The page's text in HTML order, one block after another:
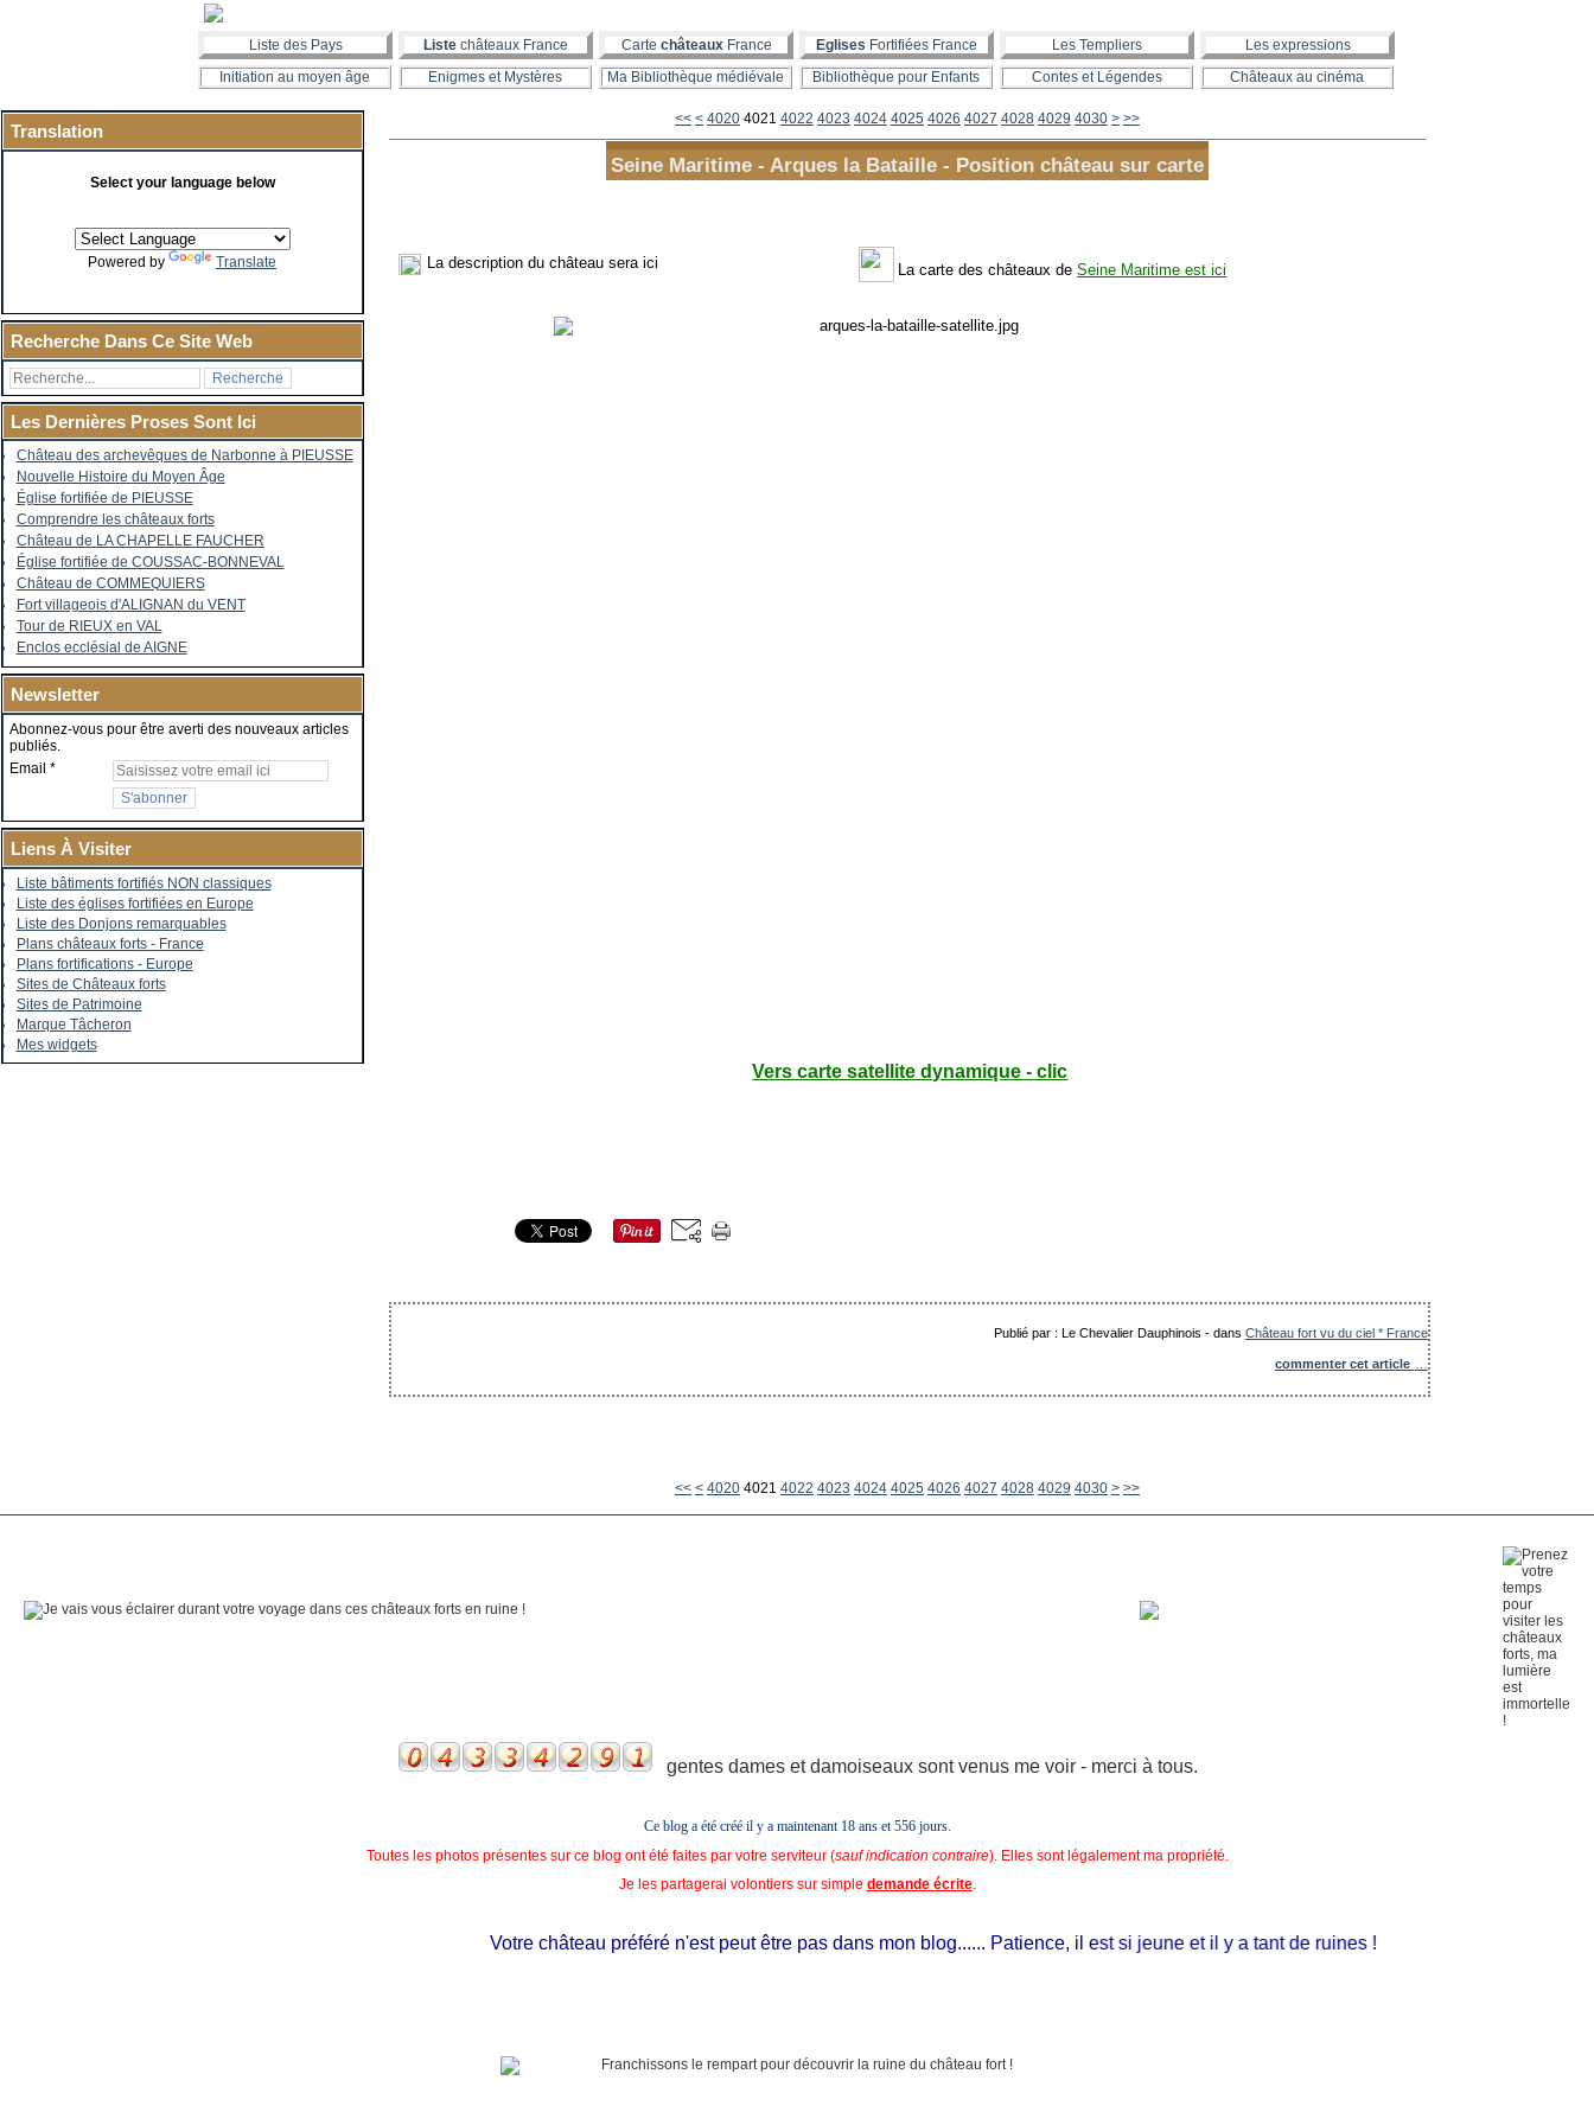
Liste des Pays Liste châteaux France Carte châteauxFrance Eglises Fortifiées France Les Templiers
Les expressions
Initiation au moyen âge
Enigmes et Mystères Ma Bibliothèque médiévale Bibliothèque pour Enfants Contes et Légendes Châteaux au cinéma
Translation
Select your language below
Powered by Translate
Recherche Dans Ce Site Web
Les Dernières Proses Sont Ici
Château des archevêques de Narbonne à PIEUSSE
Nouvelle Histoire du Moyen Âge
Église fortifiée de PIEUSSE
Comprendre les châteaux forts
Château de LA CHAPELLE FAUCHER
Église fortifiée de COUSSAC-BONNEVAL
Château de COMMEQUIERS
Fort villageois d'ALIGNAN du VENT
Tour de RIEUX en VAL
Enclos ecclésial de AIGNE
Newsletter
Abonnez-vous pour être averti des nouveaux articles
publiés.
Email
Liens À Visiter
Liste bâtiments fortifiés NON classiques
Liste des églises fortifiées en Europe
Liste des Donjons remarquables
Plans châteaux forts - France
Plans fortifications - Europe
Sites de Châteaux forts
Sites de Patrimoine
Marque Tâcheron
Mes widgets
<< < 4000
4010
4020 4021 4022 4023 4024 4025 4026 4027 4028 4029 4030 4040
4050
4060
4070
4080
4090
4100
4200
4300
4400
4500
4600
4700
4800
4900
5000
5100
5200
5300
5400
5500
5600
> >>
Seine Maritime - Arques la Bataille - Position château sur carte
La description du château sera ici La carte des châteaux deSeine Maritime est ici
Vers carte satellite dynamique - clic
Publié par : Le Chevalier Dauphinois -dans Château fort vu du ciel * France
commenter cet article
<< < 4000
4010
4020 4021 4022 4023 4024 4025 4026 4027 4028 4029 4030 4040
4050
4060
4070
4080
4090
4100
4200
4300
4400
4500
4600
4700
4800
4900
5000
5100
5200
5300
5400
5500
5600
> >>
gentes dames et damoiseaux sont venus me voir - merci à tous.
Ce blog a été créé il y a maintenant 18 ans et556 jours.
Toutes les photos présentes sur ce blog ont été faites par votre serviteur (sauf indication contraire). Elles sont légalement ma propriété.
Je les partagerai volontiers sur simple demande écrite.
Votre château préféré n'est peut être pas dans mon blog...... Patience, il est si jeune et il y a tant de ruines !